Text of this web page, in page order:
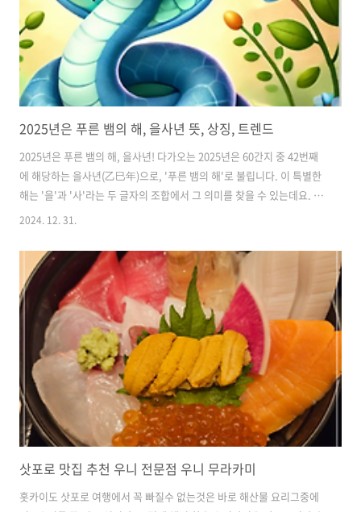
서 성과..
2025년은 푸른 뱀의 해, 을사년 뜻, 상징, 트렌드
2025년은 푸른 뱀의 해, 을사년! 다가오는 2025년은 60간지 중 42번째
에 해당하는 을사년(乙巳年)으로, '푸른 뱀의 해'로 불립니다. 이 특별한
해는 '을'과 '사'라는 두 글자의 조합에서 그 의미를 찾을 수 있는데요. 을
(乙)은 청색을, 사(巳)는 뱀을 뜻합니다. 그래서 2025년은 청색과 뱀의
해가 가지는 의미, 2025년에 기대할 수 있는 것들, 그리고 이를 어떻게
활용하면 좋을지에 대해 재미있게 알아보겠습니다. 푸른 뱀의 상징성1.
청색, 희망과 치유의 색청색은 평화, 안정, 희망, 그리고 치유를 상징하는
색입니다. 2025년을 맞아 청색의 에너지는 많은 사람들에게 긍정적인 영
향을 미칠 것으로 기대됩니다. 특히, 불..
2024. 12. 31.
삿포로 맛집 추천 우니 전문점 우니 무라카미
홋카이도 삿포로 여행에서 꼭 빠질수 없는것은 바로 해산물 요리그중에